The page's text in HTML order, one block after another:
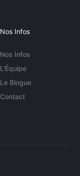
Nos Infos
Nos Infos
L'Équipe
Le Blogue
Contact